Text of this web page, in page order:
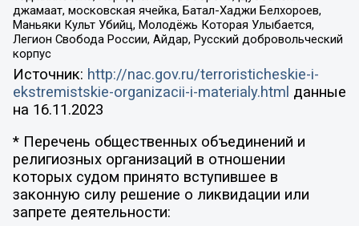
джамаат, московская ячейка, Батал-Хаджи Белхороев,
Маньяки Культ Убийц, Молодёжь Которая Улыбается,
Легион Свобода России, Айдар, Русский добровольческий
корпус
Источник: http://nac.gov.ru/terroristicheskie-i-
ekstremistskie-organizacii-i-materialy.html данные
на 16.11.2023
* Перечень общественных объединений и
религиозных организаций в отношении
которых судом принято вступившее в
законную силу решение о ликвидации или
запрете деятельности: